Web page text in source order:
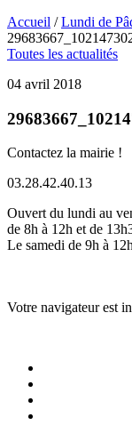
Accueil /Lundi de
Toutes les actualités
04 avril 2018
Contactez la mairie !
03.28.42.40.13
Ouvert du lundi au
de 8h à 12h et de
Le samedi de 9h à
Votre navigateur est